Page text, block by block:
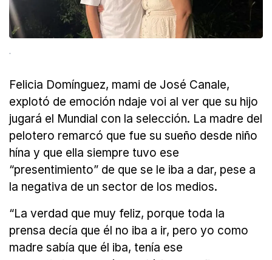
.
Felicia Domínguez, mami de José Canale,
explotó de emoción ndaje voi al ver que su hijo
jugará el Mundial con la selección. La madre del
pelotero remarcó que fue su sueño desde niño
hína y que ella siempre tuvo ese
“presentimiento” de que se le iba a dar, pese a
la negativa de un sector de los medios.
“La verdad que muy feliz, porque toda la
prensa decía que él no iba a ir, pero yo como
madre sabía que él iba, tenía ese